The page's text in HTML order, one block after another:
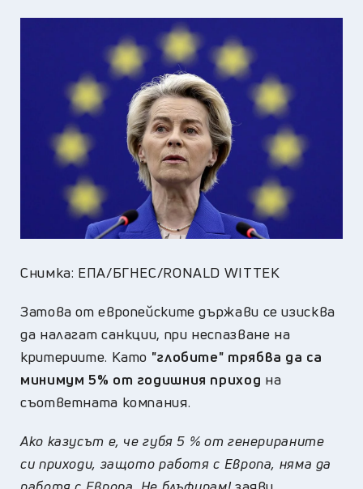
Снимка: ЕПА/БГНЕС/RONALD WITTEK
Затова от европейските държави се изисква
да налагат санкции, при неспазване на
критериите. Като "глобите" трябва да са
минимум 5% от годишния приход на
съответната компания.
Ако казусът е, че губя 5 % от генерираните
си приходи, защото работя с Европа, няма да